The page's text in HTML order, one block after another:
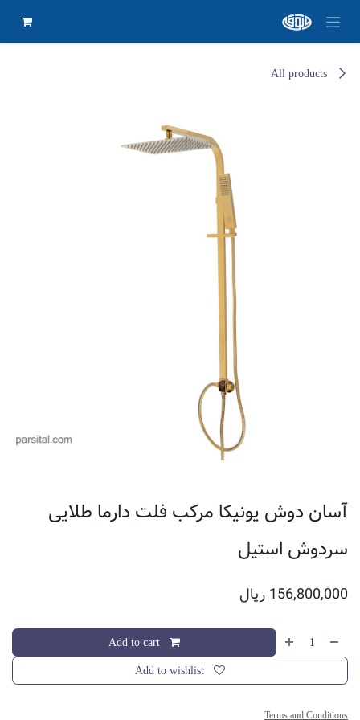
All products
آسان دوش یونیکا مرکب فلت دارما طلایی
سردوش استیل
156,800,000 ریال
Add to cart
Add to wishlist
Terms and Conditions